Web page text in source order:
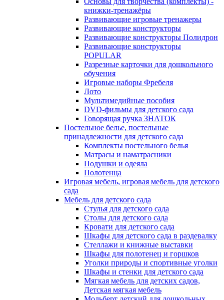
книжки-тренажёры
Развивающие игровые тренажеры
Развивающие конструкторы
Развивающие конструкторы Полидрон
Развивающие конструкторы
POPULAR
Разрезные карточки для дошкольного
обучения
Игровые наборы Фребеля
Лото
Мультимедийные пособия
DVD-фильмы для детского сада
Говорящая ручка ЗНАТОК
Постельное белье, постельные
принадлежности для детского сада
Комплекты постельного белья
Матрасы и наматрасники
Подушки и одеяла
Полотенца
Игровая мебель, игровая мебель для детского
сада
Мебель для детского сада
Стулья для детского сада
Столы для детского сада
Кровати для детского сада
Шкафы для детского сада в раздевалку
Стеллажи и книжные выставки
Шкафы для полотенец и горшков
Уголки природы и спортивные уголки
Шкафы и стенки для детского сада
Мягкая мебель для детских садов,
Детская мягкая мебель